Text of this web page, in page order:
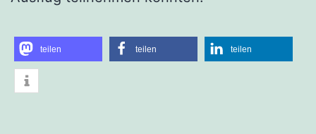
teilen teilen teilen